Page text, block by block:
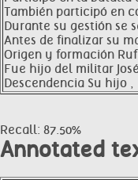
También participó en
Durante su gestión se
Antes de finalizar su
Origen y formación
Fue hijo del militar
Descendencia Su hijo
Recall: 87.50%
Annotated